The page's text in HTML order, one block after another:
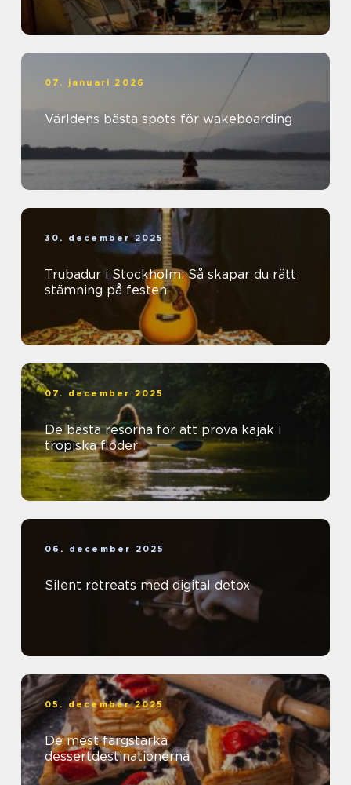
07. januari 2026
Världens bästa spots för wakeboarding
30. december 2025
Trubadur i Stockholm: Så skapar du rätt
stämning på festen
07. december 2025
De bästa resorna för att prova kajak i
tropiska floder
06. december 2025
Silent retreats med digital detox
05. december 2025
De mest färgstarka
dessertdestinationerna